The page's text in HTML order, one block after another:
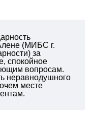
(МИБС г.
за
спокойное
вопросам.
неравнодушного
месте